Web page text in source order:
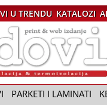
U TRENDU KATALOZI
PARKETI I LAMINATI